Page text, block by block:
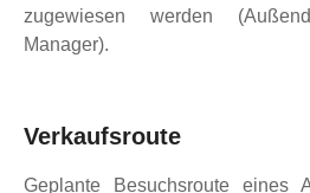
zugewiesen werden
Manager).
Verkaufsroute
Geplante Besuchsroute eines